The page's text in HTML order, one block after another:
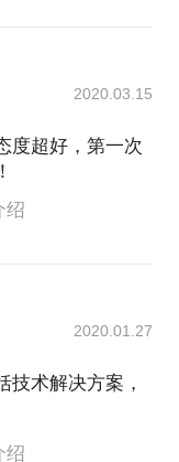
2020.03.15
度超好，第一次
绍
2020.01.27
技术解决方案，
绍